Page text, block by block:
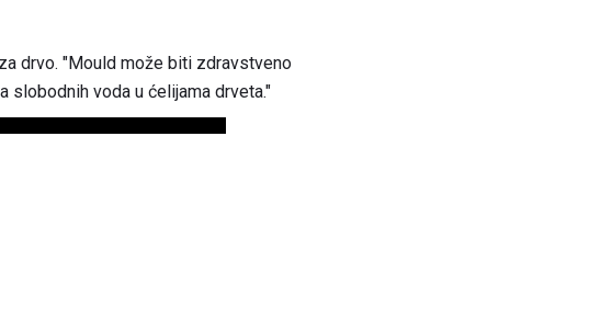
drvo. "Mould može biti zdravstveno
slobodnih voda u ćelijama drveta."